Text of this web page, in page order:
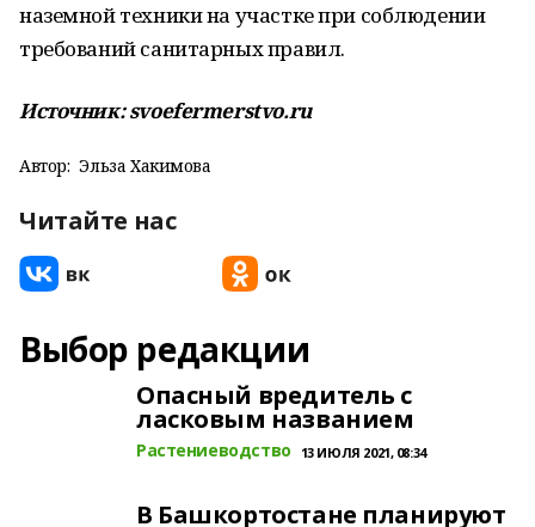
наземной техники на участке при соблюдении
требований санитарных правил.
Источник: svoefermerstvo.ru
Автор: Эльза Хакимова
Читайте нас
Выбор редакции
Опасный вредитель с
ласковым названием
Растениеводство 13 ИЮЛЯ 2021, 08:34
В Башкортостане планируют